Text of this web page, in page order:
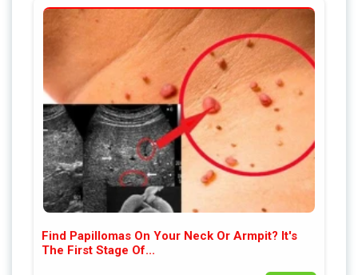
Find Papillomas On Your Neck Or Armpit? It's
The First Stage Of...